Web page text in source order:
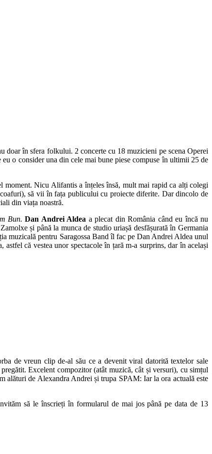
doar în sfera folkului. 2 concerte cu 18 muzicieni pe scena Operei
eu o consider una din cele mai bune piese compuse în ultimii 25 de
moment. Nicu Alifantis a înțeles însă, mult mai rapid ca alți colegi
să vii în fața publicului cu proiecte diferite. Dar dincolo de
din viața noastră.
Bun. Dan Andrei Aldea a plecat din România când eu încă nu
și până la munca de studio uriașă desfășurată în Germania
muzicală pentru Saragossa Band îl fac pe Dan Andrei Aldea unul
că vestea unor spectacole în țară m-a surprins, dar în același
de vreun clip de-al său ce a devenit viral datorită textelor sale
Excelent compozitor (atât muzică, cât și versuri), cu simțul
alături de Alexandra Andrei și trupa SPAM: Iar la ora actuală este
să le înscrieți în formularul de mai jos până pe data de 13